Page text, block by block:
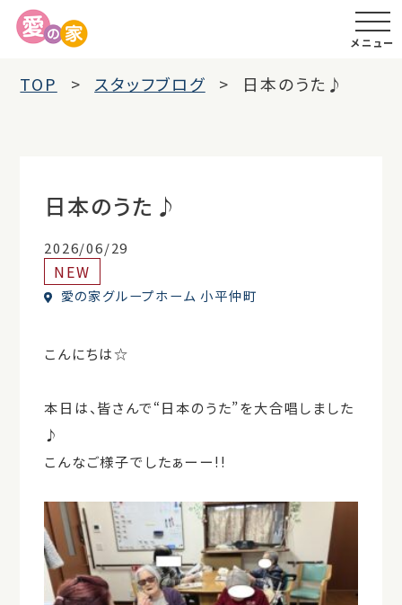
メニュー
TOP スタッフブログ 日本のうた♪
日本のうた♪
2026/06/29
NEW
愛の家グループホーム 小平仲町
こんにちは☆
本日は、皆さんで“日本のうた”を大合唱しました
♪
こんなご様子でしたぁーー!!